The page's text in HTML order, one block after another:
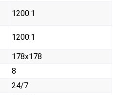
1200:1
1200:1
178x178
8
24/7